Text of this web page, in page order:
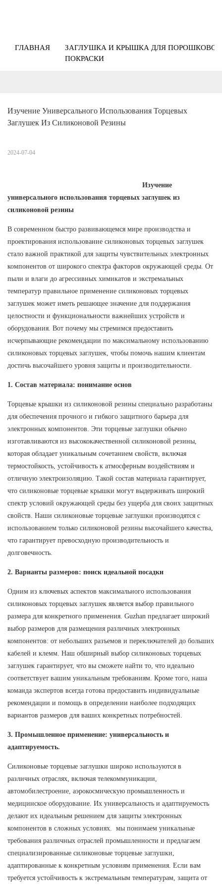
ГЛАВНАЯ
ЗАГЛУШКА И КРЫШКА ДЛЯ ПОРОШКОВОЙ
ПОКРАСКИ
Изучение Универсального Использования Торцевых
Заглушек Из Силиконовой Резины
2024-07-04
Изучение
универсального использования торцевых заглушек из
силиконовой резины
В современном быстро развивающемся мире производства и
проектирования использование силиконовых торцевых заглушек
стало важной практикой для защиты чувствительных электронных
компонентов от широкого спектра факторов окружающей среды. От
пыли и влаги до агрессивных химикатов и экстремальных
температур правильное применение силиконовых торцевых
заглушек может иметь решающее значение для поддержания
целостности и функциональности важнейших устройств и
оборудования. Вот почему мы стремимся предоставить
исчерпывающие рекомендации по максимальному использованию
силиконовых торцевых заглушек, чтобы помочь нашим клиентам
достичь высочайшего уровня защиты и производительности.
1. Состав материала: понимание основ
Торцевые крышки из силиконовой резины специально разработаны
для обеспечения прочного и гибкого защитного барьера для
электронных компонентов. Эти торцевые заглушки обычно
изготавливаются из высококачественной силиконовой резины,
которая обладает уникальным сочетанием свойств, включая
термостойкость, устойчивость к атмосферным воздействиям и
отличную электроизоляцию. Такой состав материала гарантирует,
что силиконовые торцевые крышки могут выдерживать широкий
спектр условий окружающей среды без ущерба для своих защитных
свойств. Наши силиконовые торцевые заглушки производятся с
использованием только силиконовой резины высочайшего качества,
что гарантирует превосходную производительность и
долговечность.
2. Варианты размеров: поиск идеальной посадки
Одним из ключевых аспектов максимального использования
силиконовых торцевых заглушек является выбор правильного
размера для конкретного применения. Guzhan предлагает широкий
выбор размеров для размещения различных электронных
компонентов: от небольших разъемов и переключателей до больших
кабелей и клемм. Наш обширный выбор силиконовых торцевых
заглушек гарантирует, что вы сможете найти то, что идеально
соответствует вашим уникальным требованиям. Кроме того, наша
команда экспертов всегда готова предоставить индивидуальные
рекомендации и помощь в определении наиболее подходящих
вариантов размеров для ваших конкретных потребностей.
3. Промышленное применение: универсальность и
адаптируемость.
Силиконовые торцевые заглушки широко используются в
различных отраслях, включая телекоммуникации,
автомобилестроение, аэрокосмическую промышленность и
медицинское оборудование. Их универсальность и адаптируемость
делают их идеальным решением для защиты электронных
компонентов в сложных условиях. мы понимаем уникальные
требования различных отраслей промышленности и предлагаем
специализированные силиконовые торцевые заглушки,
адаптированные к конкретным условиям применения. Если вам
требуется устойчивость к экстремальным температурам, защита от